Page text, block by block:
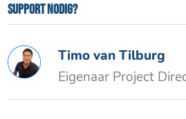
Support nodig?
Timo van Tilburg
Eigenaar Project